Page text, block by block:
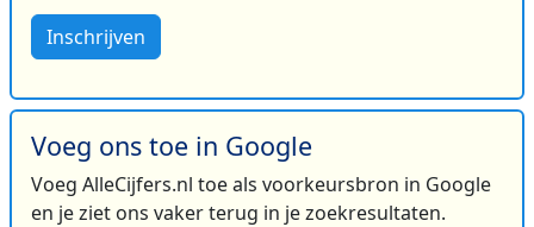
Inschrijven
Voeg ons toe in Google
Voeg AlleCijfers.nl toe als voorkeursbron in Google
en je ziet ons vaker terug in je zoekresultaten.